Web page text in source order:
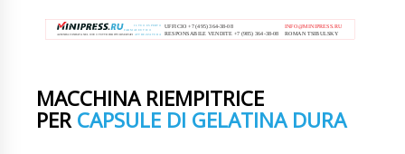
MACCHINA RIEMPITRICE
PERCAPSULE DI GELATINA DURA